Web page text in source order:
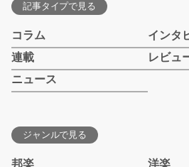
記事タイプで見る
コラム
インタ
連載
レビュ
ニュース
ジャンルで見る
邦楽
洋楽